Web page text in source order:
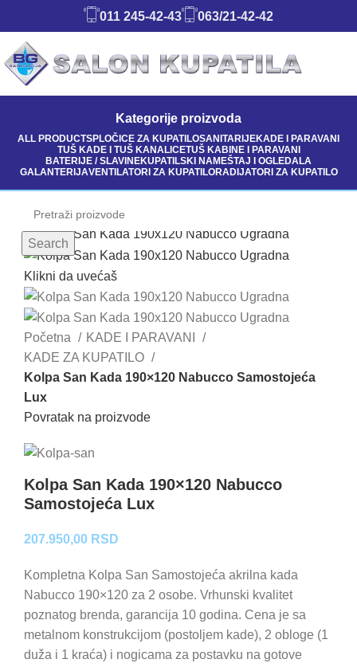
011 245-42-43 063/21-42-42
Kategorije proizvoda
ALL PRODUCTSPLOČICE ZA KUPATILOSANITARIJEKADE I PARAVANI
TUŠ KADE I TUŠ KANALICETUŠ KABINE I PARAVANI
BATERIJE / SLAVINEKUPATILSKI NAMEŠTAJ I OGLEDALA
GALANTERIJAVENTILATORI ZA KUPATILORADIJATORI ZA KUPATILO
Search
Klikni da uvećaš
Početna
KADE I PARAVANI
KADE ZA KUPATILO
Kolpa San Kada 190×120 Nabucco Samostojeća
Lux
Povratak na proizvode
Kolpa San Kada 190×120 Nabucco
Samostojeća Lux
207.950,00 RSD
Kompletna Kolpa San Samostojeća akrilna kada
Nabucco 190×120 za 2 osobe. Vrhunski kvalitet
poznatog brenda, garancija 10 godina. Cena je sa
metalnom konstrukcijom (postoljem kade), 2 obloge (1
duža i 1 kraća) i nogicama za postavku na gotove